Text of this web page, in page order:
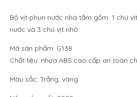
Bộ vịt phun nước nhà tắm gồm: 1 chú
nước và 3 chú vịt nhỏ
Mã sản phẩm: G138
Chất liệu: nhựa ABS cao cấp an toàn
Màu sắc: Trắng, vàng